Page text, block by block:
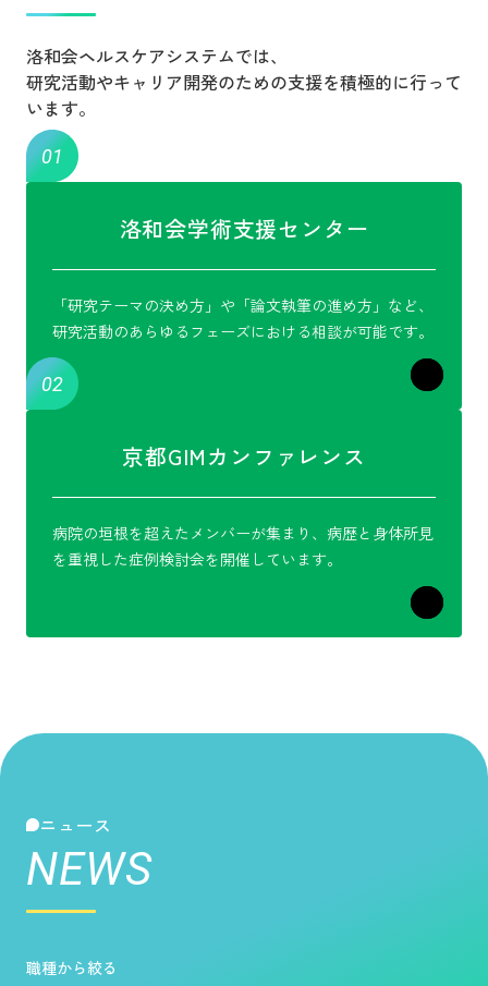
洛和会ヘルスケアシステムでは、
研究活動やキャリア開発のための支援を積極的に行って
います。
洛和会学術支援センター
「研究テーマの決め方」や「論文執筆の進め方」など、
研究活動のあらゆるフェーズにおける相談が可能です。
京都GIMカンファレンス
病院の垣根を超えたメンバーが集まり、病歴と身体所見
を重視した症例検討会を開催しています。
ニュース
NEWS
職種から絞る